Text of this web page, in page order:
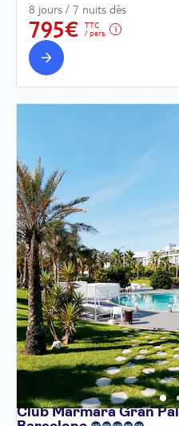
8 jours / 7 nuits dès
795€
TTC
/ pers.
Club Marmara Gran